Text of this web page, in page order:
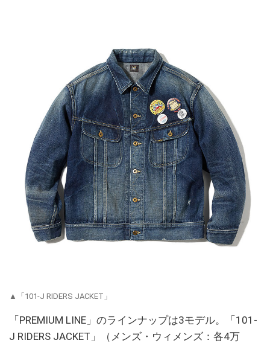
▲「101-J RIDERS JACKET」
「PREMIUM LINE」のラインナップは3モデル。「101-
J RIDERS JACKET」（メンズ・ウィメンズ：各4万